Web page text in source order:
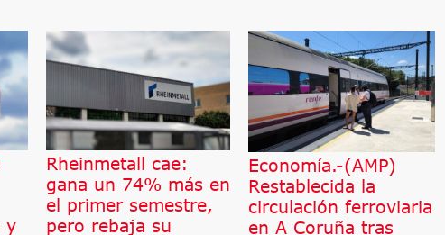
y
Rheinmetall cae:
gana un 74% más en
el primer semestre,
pero rebaja su
Economía.-(AMP)
Restablecida la
circulación ferroviaria
en A Coruña tras